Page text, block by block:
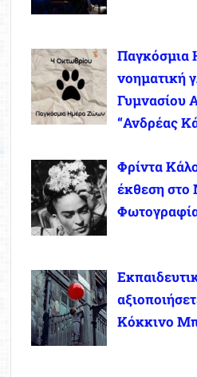
Παγκόσμια
νοηματική
Γυμνασίου
“Ανδρέας
Φρίντα
έκθεση στο
Κόκκινο